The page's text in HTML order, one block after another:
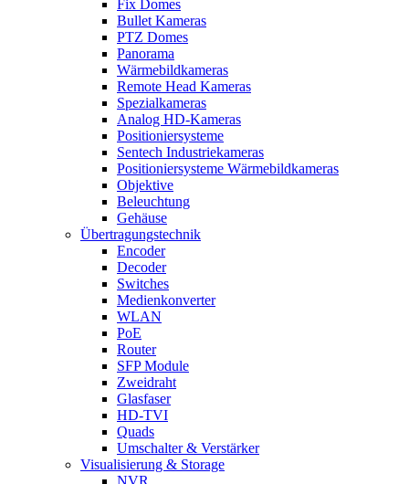
Fix Domes
Bullet Kameras
PTZ Domes
Panorama
Wärmebildkameras
Remote Head Kameras
Spezialkameras
Analog HD-Kameras
Positioniersysteme
Sentech Industriekameras
Positioniersysteme Wärmebildkameras
Objektive
Beleuchtung
Gehäuse
Übertragungstechnik
Encoder
Decoder
Switches
Medienkonverter
WLAN
PoE
Router
SFP Module
Zweidraht
Glasfaser
HD-TVI
Quads
Umschalter & Verstärker
Visualisierung & Storage
NVR